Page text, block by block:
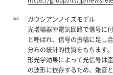
※8
ガウシアンノイズモデル
光増幅器や電気回路で信号に
と呼ばれ、信号の振幅に足し
分布の統計的性質をもちます
形光学効果によって光信号は
の波形に依存するため、雑音